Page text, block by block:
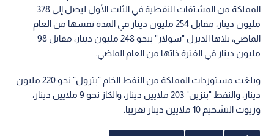
المملكة من المشتقات النفطية في الثلث الأول ليصل إلى 378
مليون دينار، مقابل 254 مليون دينار في المدة نفسها من العام
الماضي، تلاها الديزل "سولار" بنحو 248 مليون دينار، مقابل 98
مليون دينار في الفترة ذاتها من العام الماضي.
وبلغت مستوردات المملكة من النفط الخام "بترول" نحو 220 مليون
دينار، والنفط "بنزين" 203 ملايين دينار، والكاز نحو 9 ملايين دينار،
وزيوت التشحيم 10 ملايين دينار تقريبا.